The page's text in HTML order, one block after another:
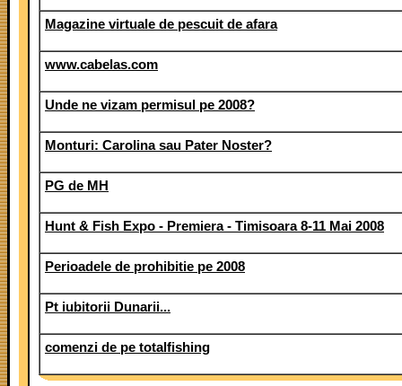
Magazine virtuale de pescuit de afara
www.cabelas.com
Unde ne vizam permisul pe 2008?
Monturi: Carolina sau Pater Noster?
PG de MH
Hunt & Fish Expo - Premiera - Timisoara 8-11 Mai 2008
Perioadele de prohibitie pe 2008
Pt iubitorii Dunarii...
comenzi de pe totalfishing